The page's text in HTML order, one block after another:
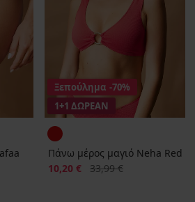
Ξεπούλημα -70%
1+1 ΔΩΡΕΑΝ
Πάνω μέρος μαγιό Neha Red
Έκπτωση
10,20 € Αρχική τιμή
33,99 €